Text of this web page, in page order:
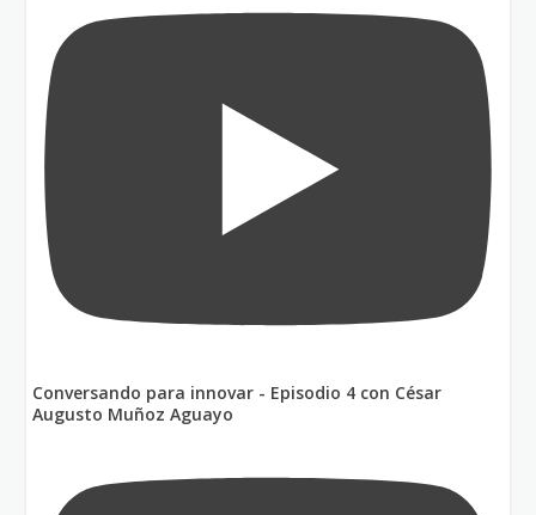
Conversando para innovar - Episodio 4 con César
Augusto Muñoz Aguayo